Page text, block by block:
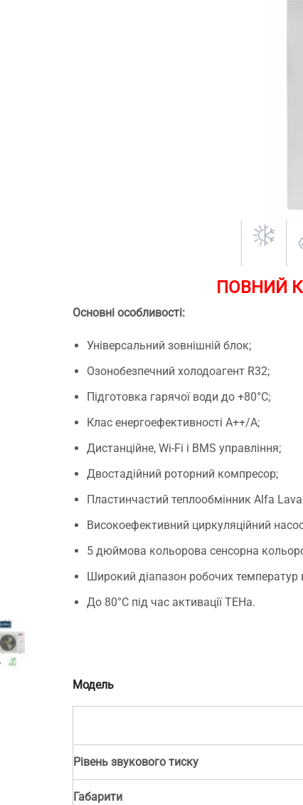
ПОВНИЙ
Основні особливості:
Універсальний зовнішній блок;
Озонобезпечний холодоагент R32;
Підготовка гарячої води до +80°С;
Клас енергоефективності А++/А;
Дистанційне, Wi-Fi і BMS управління;
Двостадійний роторний компресор;
Пластинчастий теплообмінник Alfa
Високоефективний циркуляційний
5 дюймова кольорова сенсорна
Широкий діапазон робочих температур
До 80°C під час активації ТЕНа.
Модель
Рівень звукового тиску
Габарити